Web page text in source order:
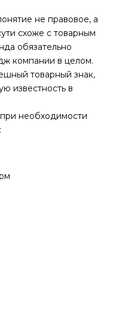
не правовое, а
схоже с товарным
обязательно
компании в целом.
товарный знак,
известность в
необходимости